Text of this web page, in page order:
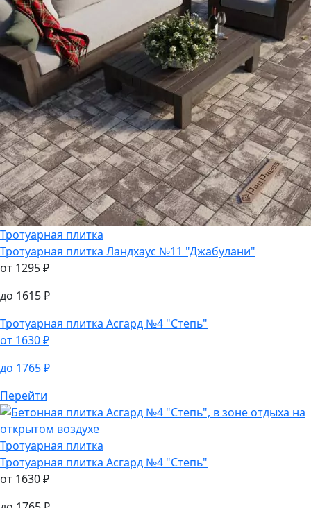
Перейти
Тротуарная плитка
Тротуарная плитка Ландхаус №11 "Джабулани"
от 1295₽
до 1615₽
Тротуарная плитка
от1630₽
до1765₽
Перейти